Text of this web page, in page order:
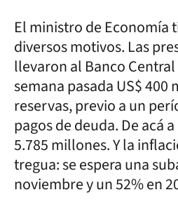
El ministro de Economía
diversos motivos. Las
llevaron al Banco
semana pasada US$ 400
reservas, previo a un
pagos de deuda. De acá
5.785 millones. Y la
tregua: se espera una
noviembre y un 52% en